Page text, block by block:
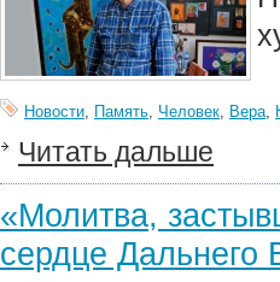
Новости, Память, Человек, Вера,
Читать дальше
«Молитва,
сердце Дальнего